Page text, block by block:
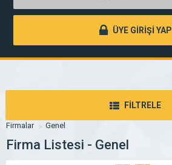
ÜYE GİRİŞİ YAP
FİLTRELE
Firmalar Genel
Firma Listesi - Genel